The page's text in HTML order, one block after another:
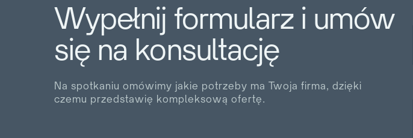
Wypełnij formularz i umów
się na konsultację
Na spotkaniu omówimy jakie potrzeby ma Twoja firma, dzięki
czemu przedstawię kompleksową ofertę.